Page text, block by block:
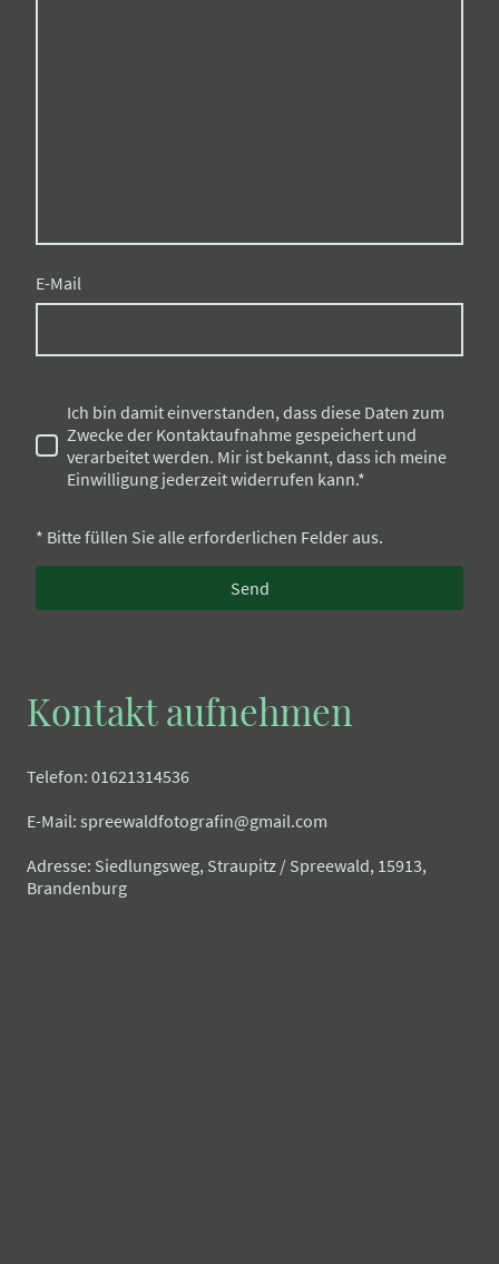
E-Mail
Ich bin damit einverstanden, dass diese Daten zum
Zwecke der Kontaktaufnahme gespeichert und
verarbeitet werden. Mir ist bekannt, dass ich meine
Einwilligung jederzeit widerrufen kann.*
* Bitte füllen Sie alle erforderlichen Felder aus.
Send
Kontakt aufnehmen
Telefon: 01621314536
E-Mail: spreewaldfotografin@gmail.com
Adresse: Siedlungsweg, Straupitz / Spreewald, 15913,
Brandenburg